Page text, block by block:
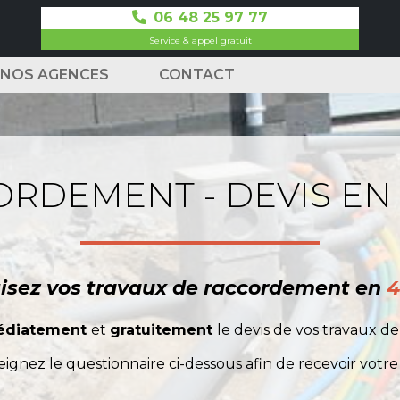
06 48 25 97 77
Service & appel gratuit
NOS AGENCES CONTACT
- DEVIS
vos travaux de raccordement en
et gratuitement le devis de vos travaux
le questionnaire ci-dessous afin de recevoir votre